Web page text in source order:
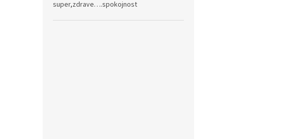
super,zdrave….spokojnost